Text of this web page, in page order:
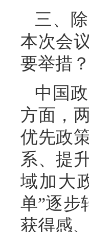
三、
本次会
要举措？
中国
方面，
优先政
系、提
域加大
单”逐步
获得感